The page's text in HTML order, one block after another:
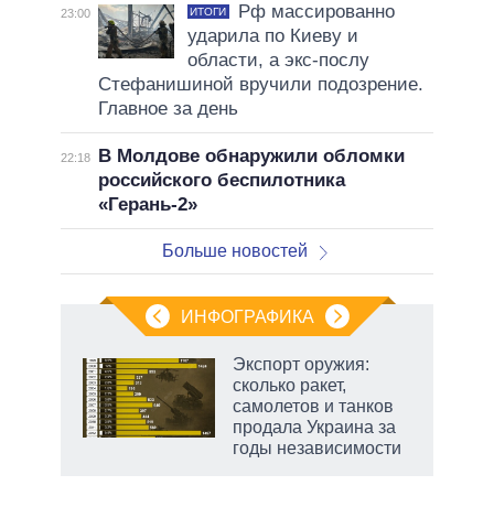
23:00 ИТОГИ
Рф массированно
ударила по Киеву и
области, а экс-послу
Стефанишиной вручили подозрение.
Главное за день
22:18
В Молдове обнаружили обломки
российского беспилотника
«Герань-2»
Больше новостей
ИНФОГРАФИКА
Экспорт оружия:
сколько ракет,
самолетов и танков
продала Украина за
годы независимости